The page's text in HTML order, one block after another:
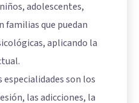
adolescentes,
familias que puedan
aplicando la
especialidades son los
las adicciones, la